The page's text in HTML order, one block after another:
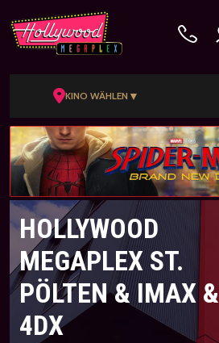
KINO WÄHLEN ▼
HOLLYWOOD
MEGAPLEX ST.
PÖLTEN & IMAX &
4DX